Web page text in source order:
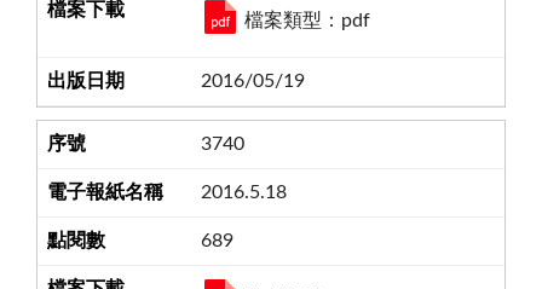
檔案類型：pdf
2016/05/19
3740
2016.5.18
689